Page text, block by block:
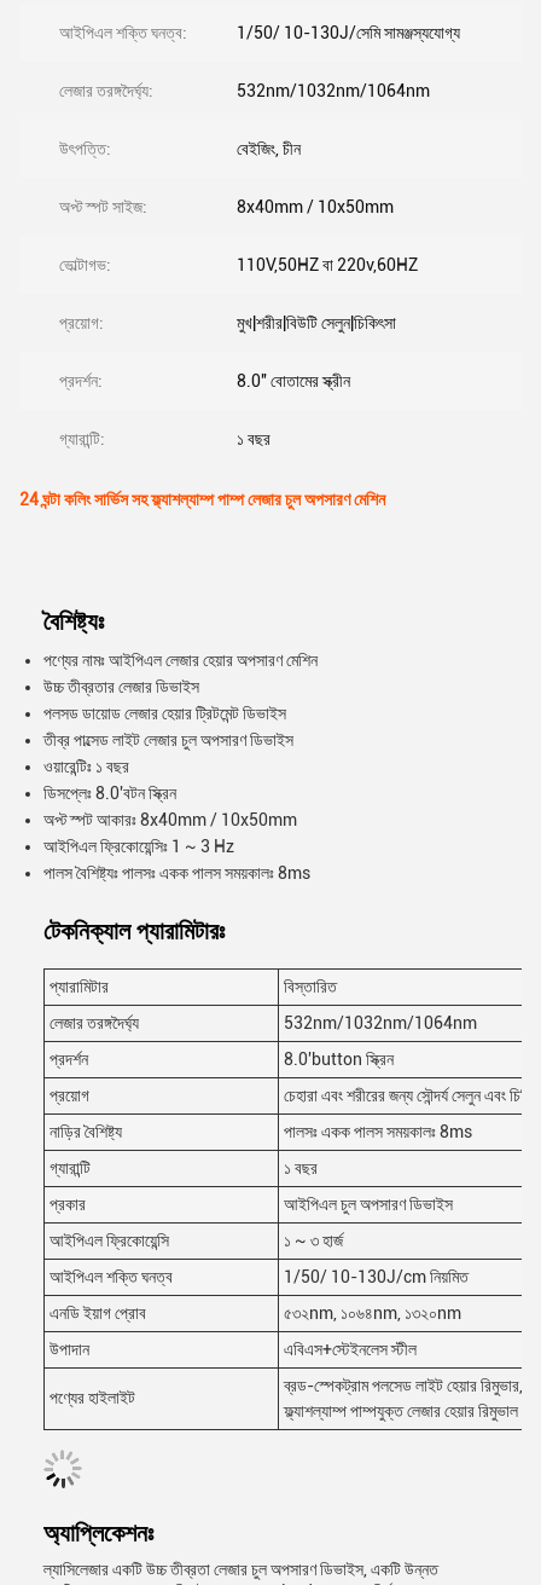
আইপিএল শক্তি ঘনত্ব: 1/50/ 10-130J/সেমি সামঞ্জস্যযোগ্য
লেজার তরঙ্গদৈর্ঘ্য: 532nm/1032nm/1064nm
উৎপত্তি: বেইজিং, চীন
অপ্ট স্পট সাইজ: 8x40mm / 10x50mm
ভোল্টাগভ: 110V,50HZ বা 220v,60HZ
প্রয়োগ: মুখ|শরীর|বিউটি সেলুন|চিকিৎসা
প্রদর্শন: 8.0'' বোতামের স্ক্রীন
গ্যারান্টি: ১ বছর
24 ঘন্টা কলিং সার্ভিস সহ ফ্ল্যাশল্যাম্প পাম্প লেজার চুল অপসারণ মেশিন
বৈশিষ্ট্যঃ
পণ্যের নামঃ আইপিএল লেজার হেয়ার অপসারণ মেশিন
উচ্চ তীব্রতার লেজার ডিভাইস
পলসড ডায়োড লেজার হেয়ার ট্রিটমেন্ট ডিভাইস
তীব্র পাল্সেড লাইট লেজার চুল অপসারণ ডিভাইস
ওয়ারেন্টিঃ ১ বছর
ডিসপ্লেঃ 8.0'বটন স্ক্রিন
অপ্ট স্পট আকারঃ 8x40mm / 10x50mm
আইপিএল ফ্রিকোয়েন্সিঃ 1 ~ 3 Hz
পালস বৈশিষ্ট্যঃ পালসঃ একক পালস সময়কালঃ 8ms
টেকনিক্যাল প্যারামিটারঃ
প্যারামিটার
বিস্তারিত
লেজার তরঙ্গদৈর্ঘ্য
532nm/1032nm/1064nm
প্রদর্শন
8.0'button স্ক্রিন
প্রয়োগ
চেহারা এবং শরীরের জন্য সৌন্দর্য সেলুন এবং
নাড়ির বৈশিষ্ট্য
পালসঃ একক পালস সময়কালঃ 8ms
গ্যারান্টি
১ বছর
প্রকার
আইপিএল চুল অপসারণ ডিভাইস
আইপিএল ফ্রিকোয়েন্সি
১ ~ ৩ হার্জ
আইপিএল শক্তি ঘনত্ব
1/50/ 10-130J/cm নিয়মিত
এনডি ইয়াগ প্রোব
৫৩২nm, ১০৬৪nm, ১৩২০nm
উপাদান
এবিএস+স্টেইনলেস স্টীল
পণ্যের হাইলাইট
ব্রড-স্পেকট্রাম পলসেড লাইট হেয়ার রিমুভার,
ফ্ল্যাশল্যাম্প পাম্পযুক্ত লেজার হেয়ার রিমুভাল
অ্যাপ্লিকেশনঃ
ল্যাসিলেজার একটি উচ্চ তীব্রতা লেজার চুল অপসারণ ডিভাইস, একটি উন্নত